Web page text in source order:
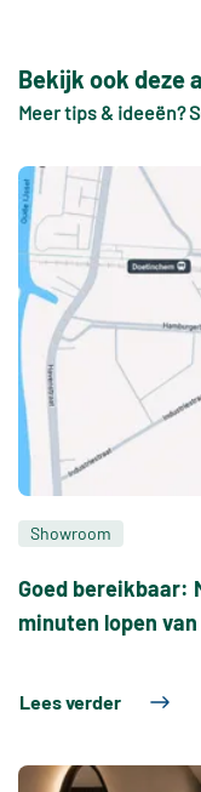
Bekijk ook deze
Meer tips & ideeën?
Showroom
Goed bereikbaar:
minuten lopen
Lees verder